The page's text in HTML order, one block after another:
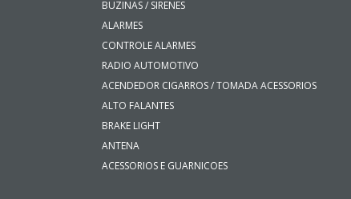
BUZINAS / SIRENES
ALARMES
CONTROLE ALARMES
RADIO AUTOMOTIVO
ACENDEDOR CIGARROS / TOMADA ACESSORIOS
ALTO FALANTES
BRAKE LIGHT
ANTENA
ACESSORIOS E GUARNICOES